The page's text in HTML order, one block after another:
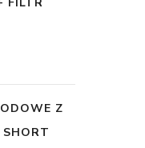
Z
SHORT